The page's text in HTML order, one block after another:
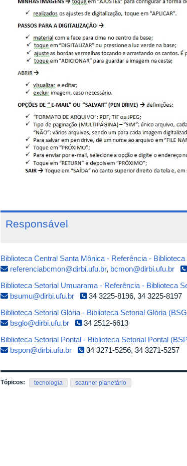
Responsável
Biblioteca Central Santa Mônica - Referência -
referenciabcmon@dirbi.ufu.br, bcmon@dirbi.ufu.br
Biblioteca Setorial Umuarama - Referência - Biblioteca
bsumu@dirbi.ufu.br
34 3225-8196, 34 3225-8197
Biblioteca Setorial Glória - Biblioteca Setorial Glória
bsglo@dirbi.ufu.br
34 2512-6613
Biblioteca Setorial Pontal - Biblioteca Setorial Pontal
bspon@dirbi.ufu.br
34 3271-5256, 34 3271-5257
Tópicos: tecnologia scanner planetário